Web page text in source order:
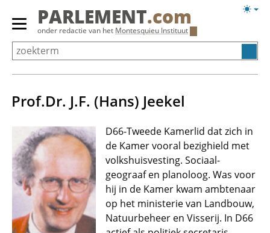
Overslaan
Primair
menu
tonen/verbergen
PARLEMENT.com
onder redactie van het Montesquieu Instituut
Prof.Dr. J.F. (Hans) Jeekel
D66-Tweede Kamerlid dat zich in
de Kamer vooral bezighield met
volkshuisvesting. Sociaal-
geograaf en planoloog. Was voor
hij in de Kamer kwam ambtenaar
op het ministerie van Landbouw,
Natuurbeheer en Visserij. In D66